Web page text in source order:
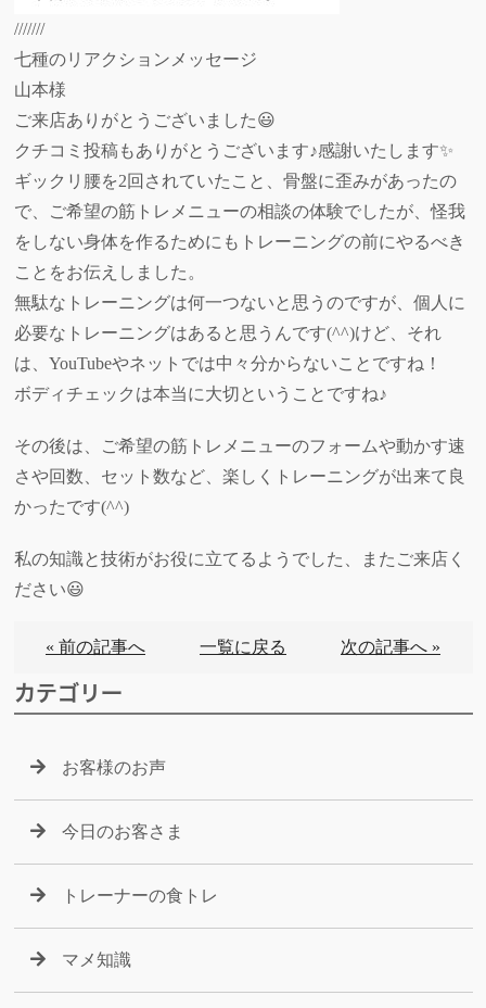
///////
七種のリアクションメッセージ
山本様
ご来店ありがとうございました😃
クチコミ投稿もありがとうございます♪感謝いたします✨
ギックリ腰を2回されていたこと、骨盤に歪みがあったの
で、ご希望の筋トレメニューの相談の体験でしたが、怪我
をしない身体を作るためにもトレーニングの前にやるべき
ことをお伝えしました。
無駄なトレーニングは何一つないと思うのですが、個人に
必要なトレーニングはあると思うんです(^^)けど、それ
は、YouTubeやネットでは中々分からないことですね！
ボディチェックは本当に大切ということですね♪
その後は、ご希望の筋トレメニューのフォームや動かす速
さや回数、セット数など、楽しくトレーニングが出来て良
かったです(^^)
私の知識と技術がお役に立てるようでした、またご来店く
ださい😃
« 前の記事へ 一覧に戻る 次の記事へ »
カテゴリー
お客様のお声
今日のお客さま
トレーナーの食トレ
マメ知識